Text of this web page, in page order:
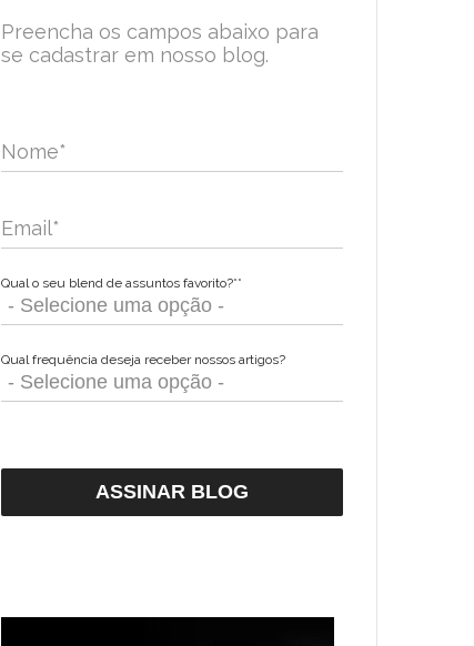
Preencha os campos abaixo para
se cadastrar em nosso blog.
Nome*
Email*
Qual o seu blend de assuntos favorito?**
Qual frequência deseja receber nossos artigos?